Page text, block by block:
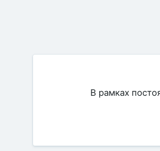
В рамках